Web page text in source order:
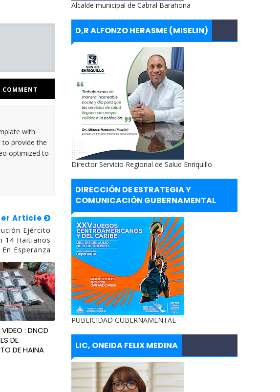
COMMENT
with
to provide the
optimized to
Article
Ejército
14 Haitianos
Esperanza
: DNCD
DE
DE HAINA
Alcalde municipal de Cabral Barahona
D,R ALFONZO HERASME (MISELIN)
Director Servicio Regional de Salud Enriquillo
DIRECCIÓN DE ESTRATEGIA Y
COMUNICACIÓN GUBERNAMENTAL
PUBLICIDAD GUBERNAMENTAL
LIC, ONEIDA FELIX MEDINA